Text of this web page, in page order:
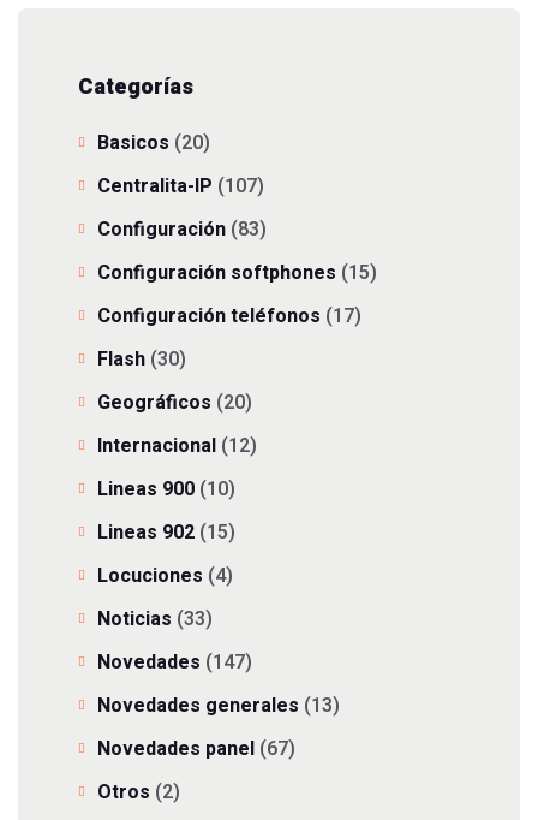
Categorías
Basicos (20)
Centralita-IP (107)
Configuración (83)
Configuración softphones (15)
Configuración teléfonos (17)
Flash (30)
Geográficos (20)
Internacional (12)
Lineas 900 (10)
Lineas 902 (15)
Locuciones (4)
Noticias (33)
Novedades (147)
Novedades generales (13)
Novedades panel (67)
Otros (2)